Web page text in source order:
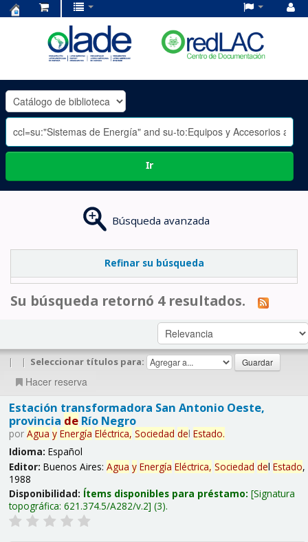
OLADE
-
Ir
Búsqueda avanzada
Refinar su búsqueda
Su búsqueda retornó 4 resultados.
| | Seleccionar títulos para:
Hacer reserva
Estación transformadora San Antonio Oeste,
provincia deRío Negro
por Agua y Energía Eléctrica, Sociedad del Estado.
Idioma: Español
Editor: Buenos Aires: Agua y Energía Eléctrica, Sociedad del Estado,
1988
Disponibilidad: Ítems disponibles para préstamo: Signatura
topográfica: 621.374.5/A282/v.2 (3).